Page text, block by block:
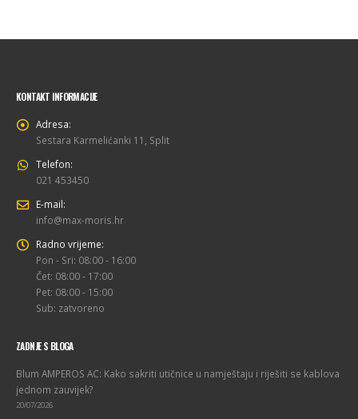
KONTAKT INFORMACIJE
Adresa:
Sestara Karmelićanki 11, Split
Telefon:
021 453450
E-mail:
info@max-moris.hr
Radno vrijeme:
Pon - Sri: 08:00 - 16:00
Čet: 08:00 - 17:00
Pet: 08:00 - 15:00
Sub: zatvoreno
ZADNJE S BLOGA
Blum AMPEROS AC: Kako sakriti utičnice u namještaju i riješiti se kablova
jednom zauvijek?
20/07/2026